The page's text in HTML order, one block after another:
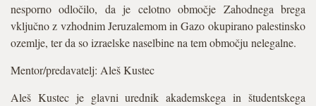
nesporno odločilo, da je celotno območje Zahodnega brega
vključno z vzhodnim Jeruzalemom in Gazo okupirano palestinsko
ozemlje, ter da so izraelske naselbine na tem območju nelegalne.
Mentor/predavatelj: Aleš Kustec
Aleš Kustec je glavni urednik akademskega in študentskega